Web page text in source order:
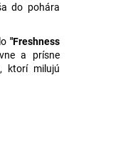
do pohára
"Freshness
a prísne
ktorí milujú